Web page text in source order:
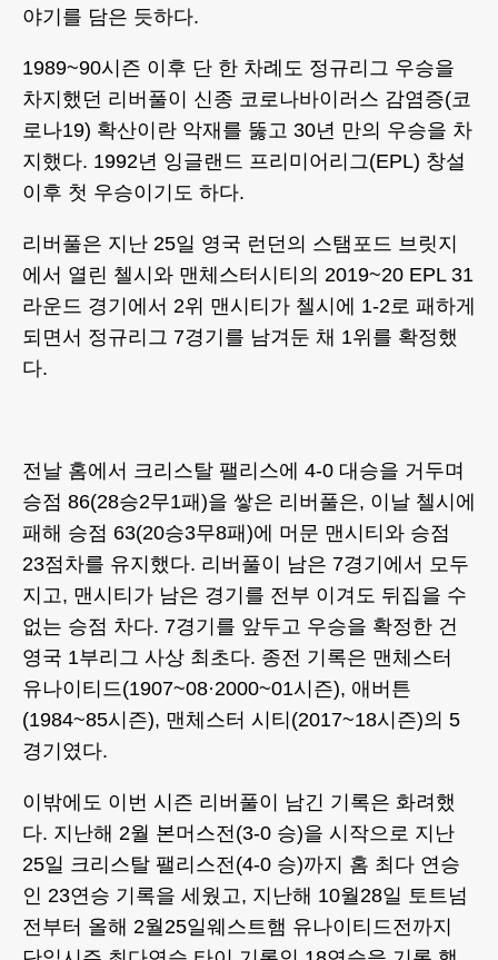
야기를 담은 듯하다.
1989~90시즌 이후 단 한 차례도 정규리그 우승을
차지했던 리버풀이 신종 코로나바이러스 감염증(코
로나19) 확산이란 악재를 뚫고 30년 만의 우승을 차
지했다. 1992년 잉글랜드 프리미어리그(EPL) 창설
이후 첫 우승이기도 하다.
리버풀은 지난 25일 영국 런던의 스탬포드 브릿지
에서 열린 첼시와 맨체스터시티의 2019~20 EPL 31
라운드 경기에서 2위 맨시티가 첼시에 1-2로 패하게
되면서 정규리그 7경기를 남겨둔 채 1위를 확정했
다.
전날 홈에서 크리스탈 팰리스에 4-0 대승을 거두며
승점 86(28승2무1패)을 쌓은 리버풀은, 이날 첼시에
패해 승점 63(20승3무8패)에 머문 맨시티와 승점
23점차를 유지했다. 리버풀이 남은 7경기에서 모두
지고, 맨시티가 남은 경기를 전부 이겨도 뒤집을 수
없는 승점 차다. 7경기를 앞두고 우승을 확정한 건
영국 1부리그 사상 최초다. 종전 기록은 맨체스터
유나이티드(1907~08·2000~01시즌), 애버튼
(1984~85시즌), 맨체스터 시티(2017~18시즌)의 5
경기였다.
이밖에도 이번 시즌 리버풀이 남긴 기록은 화려했
다. 지난해 2월 본머스전(3-0 승)을 시작으로 지난
25일 크리스탈 팰리스전(4-0 승)까지 홈 최다 연승
인 23연승 기록을 세웠고, 지난해 10월28일 토트넘
전부터 올해 2월25일웨스트햄 유나이티드전까지